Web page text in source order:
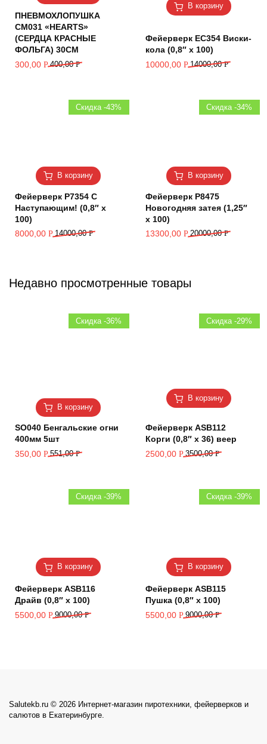
ПНЕВМОХЛОПУШКА
CM031 «HEARTS»
(СЕРДЦА КРАСНЫЕ
ФОЛЬГА) 30СМ
400,00Р
300,00 Р
В корзину
Фейерверк ЕС354 Виски-
кола (0,8″ х 100)
14000,00Р
10000,00 Р
В корзину
Скидка -43%
Фейерверк Р7354 С
Наступающим! (0,8″ х
100)
14000,00Р
8000,00 Р
В корзину
Скидка -34%
Фейерверк Р8475
Новогодняя затея (1,25″
х 100)
20000,00Р
13300,00 Р
Недавно просмотренные товары
В корзину
Скидка -36%
SO040 Бенгальские огни
400мм 5шт
551,00Р
350,00 Р
В корзину
Скидка -29%
Фейерверк ASB112
Корги (0,8″ х 36) веер
3500,00Р
2500,00 Р
В корзину
Скидка -39%
Фейерверк ASB116
Драйв (0,8″ х 100)
9000,00Р
5500,00 Р
В корзину
Скидка -39%
Фейерверк ASB115
Пушка (0,8″ х 100)
9000,00Р
5500,00 Р
Salutekb.ru © 2026 Интернет-магазин пиротехники, фейерверков и
салютов в Екатеринбурге.